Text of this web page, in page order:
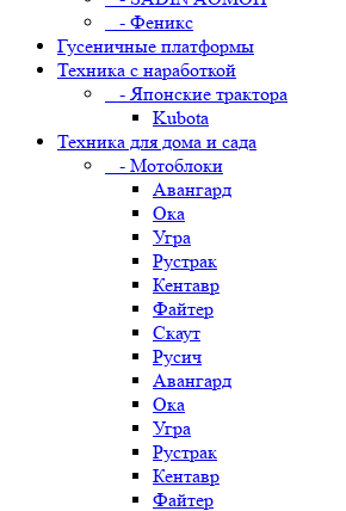
- Феникс
Гусеничные платформы
Техника с наработкой
- Японские трактора
Kubota
Техника для дома и сада
- Мотоблоки
Авангард
Ока
Угра
Рустрак
Кентавр
Файтер
Скаут
Русич
Авангард
Ока
Угра
Рустрак
Кентавр
Файтер